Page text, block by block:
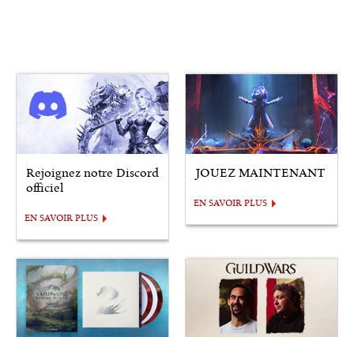
Rejoignez notre Discord
officiel
EN SAVOIR PLUS
JOUEZ MAINTENANT
EN SAVOIR PLUS